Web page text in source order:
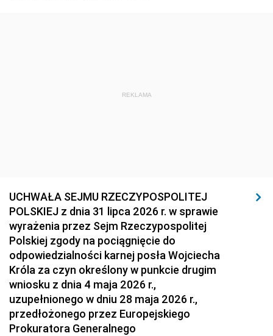
REKLAMA
UCHWAŁA SEJMU RZECZYPOSPOLITEJ
POLSKIEJ z dnia 31 lipca 2026 r. w sprawie
wyrażenia przez Sejm Rzeczypospolitej
Polskiej zgody na pociągnięcie do
odpowiedzialności karnej posła Wojciecha
Króla za czyn określony w punkcie drugim
wniosku z dnia 4 maja 2026 r.,
uzupełnionego w dniu 28 maja 2026 r.,
przedłożonego przez Europejskiego
Prokuratora Generalnego